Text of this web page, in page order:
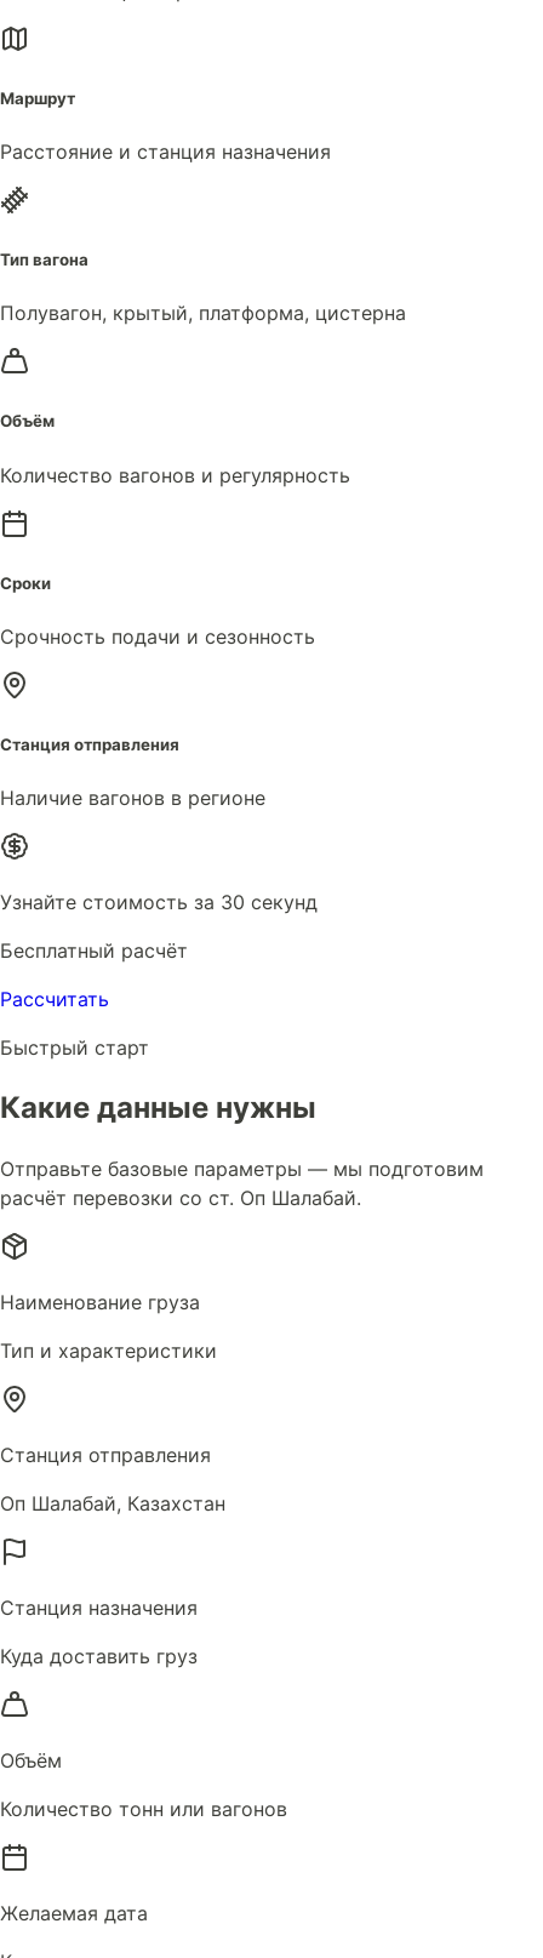
Маршрут
Расстояние и станция назначения
Тип вагона
Полувагон, крытый, платформа, цистерна
Объём
Количество вагонов и регулярность
Сроки
Срочность подачи и сезонность
Станция отправления
Наличие вагонов в регионе
Узнайте стоимость за 30 секунд
Бесплатный расчёт
Рассчитать
Быстрый старт
Какие данные нужны
Отправьте базовые параметры — мы подготовим
расчёт перевозки со ст. Оп Шалабай.
Наименование груза
Тип и характеристики
Станция отправления
Оп Шалабай, Казахстан
Станция назначения
Куда доставить груз
Объём
Количество тонн или вагонов
Желаемая дата